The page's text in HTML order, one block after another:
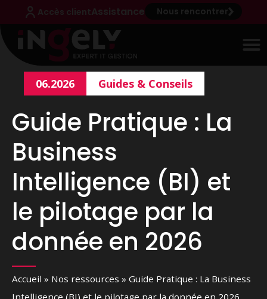
Accès clientAssistance Nous rencontrer
06.2026 Guides & Conseils
Guide Pratique : La
Business
Intelligence (BI) et
le pilotage par la
donnée en 2026
Accueil » Nos ressources » Guide Pratique : La Business
Intelligence (BI) et le pilotage par la donnée en 2026